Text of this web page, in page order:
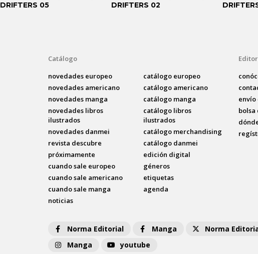
DRIFTERS 05 DRIFTERS 02
Catálogo
novedades europeo
novedades americano
novedades manga
novedades libros
ilustrados
novedades danmei
revista descubre
próximamente
cuando sale europeo
cuando sale americano
cuando sale manga
noticias
catálogo europeo
catálogo americano
catálogo manga
catálogo libros
ilustrados
catálogo merchandising
catálogo danmei
edición digital
géneros
etiquetas
agenda
envío
Norma Editorial Manga Norma
Manga
youtube